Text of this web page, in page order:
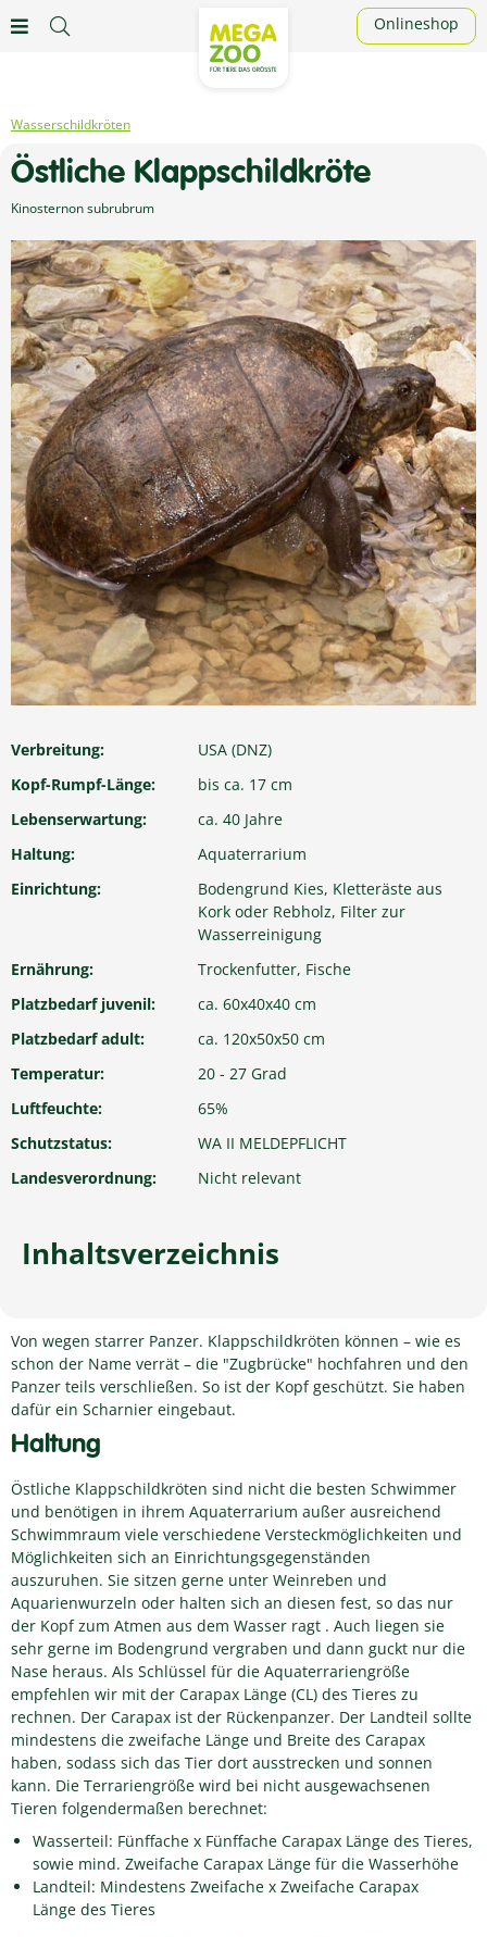
Onlineshop
Wasserschildkröten
Östliche Klappschildkröte
Kinosternon subrubrum
Verbreitung:
USA (DNZ)
Kopf-Rumpf-Länge:
bis ca. 17 cm
Lebenserwartung:
ca. 40 Jahre
Haltung:
Aquaterrarium
Einrichtung:
Bodengrund Kies, Kletteräste aus
Kork oder Rebholz, Filter zur
Wasserreinigung
Ernährung:
Trockenfutter, Fische
Platzbedarf juvenil:
ca. 60x40x40 cm
Platzbedarf adult:
ca. 120x50x50 cm
Temperatur:
20 - 27 Grad
Luftfeuchte:
65%
Schutzstatus:
WA II MELDEPFLICHT
Landesverordnung:
Nicht relevant
Inhaltsverzeichnis
Von wegen starrer Panzer. Klappschildkröten können – wie es
schon der Name verrät – die "Zugbrücke" hochfahren und den
Panzer teils verschließen. So ist der Kopf geschützt. Sie haben
dafür ein Scharnier eingebaut.
Haltung
Östliche Klappschildkröten sind nicht die besten Schwimmer
und benötigen in ihrem Aquaterrarium außer ausreichend
Schwimmraum viele verschiedene Versteckmöglichkeiten und
Möglichkeiten sich an Einrichtungsgegenständen
auszuruhen. Sie sitzen gerne unter Weinreben und
Aquarienwurzeln oder halten sich an diesen fest, so das nur
der Kopf zum Atmen aus dem Wasser ragt . Auch liegen sie
sehr gerne im Bodengrund vergraben und dann guckt nur die
Nase heraus. Als Schlüssel für die Aquaterrariengröße
empfehlen wir mit der Carapax Länge (CL) des Tieres zu
rechnen. Der Carapax ist der Rückenpanzer. Der Landteil sollte
mindestens die zweifache Länge und Breite des Carapax
haben, sodass sich das Tier dort ausstrecken und sonnen
kann. Die Terrariengröße wird bei nicht ausgewachsenen
Tieren folgendermaßen berechnet:
Wasserteil: Fünffache x Fünffache Carapax Länge des Tieres,
sowie mind. Zweifache Carapax Länge für die Wasserhöhe
Landteil: Mindestens Zweifache x Zweifache Carapax
Länge des Tieres